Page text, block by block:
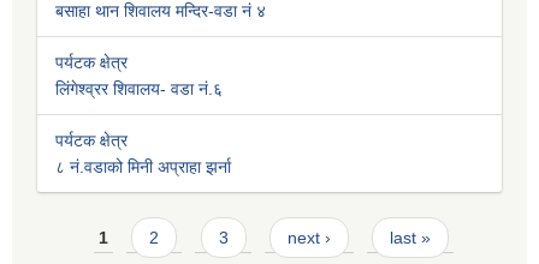
बसाहा थान शिवालय मन्दिर-वडा नं ४
पर्यटक क्षेत्र
लिंगेश्व्रर शिवालय- वडा नं.६
पर्यटक क्षेत्र
८ नं.वडाको मिनी अप्राहा झर्ना
Pages
1 2 3 next › last »